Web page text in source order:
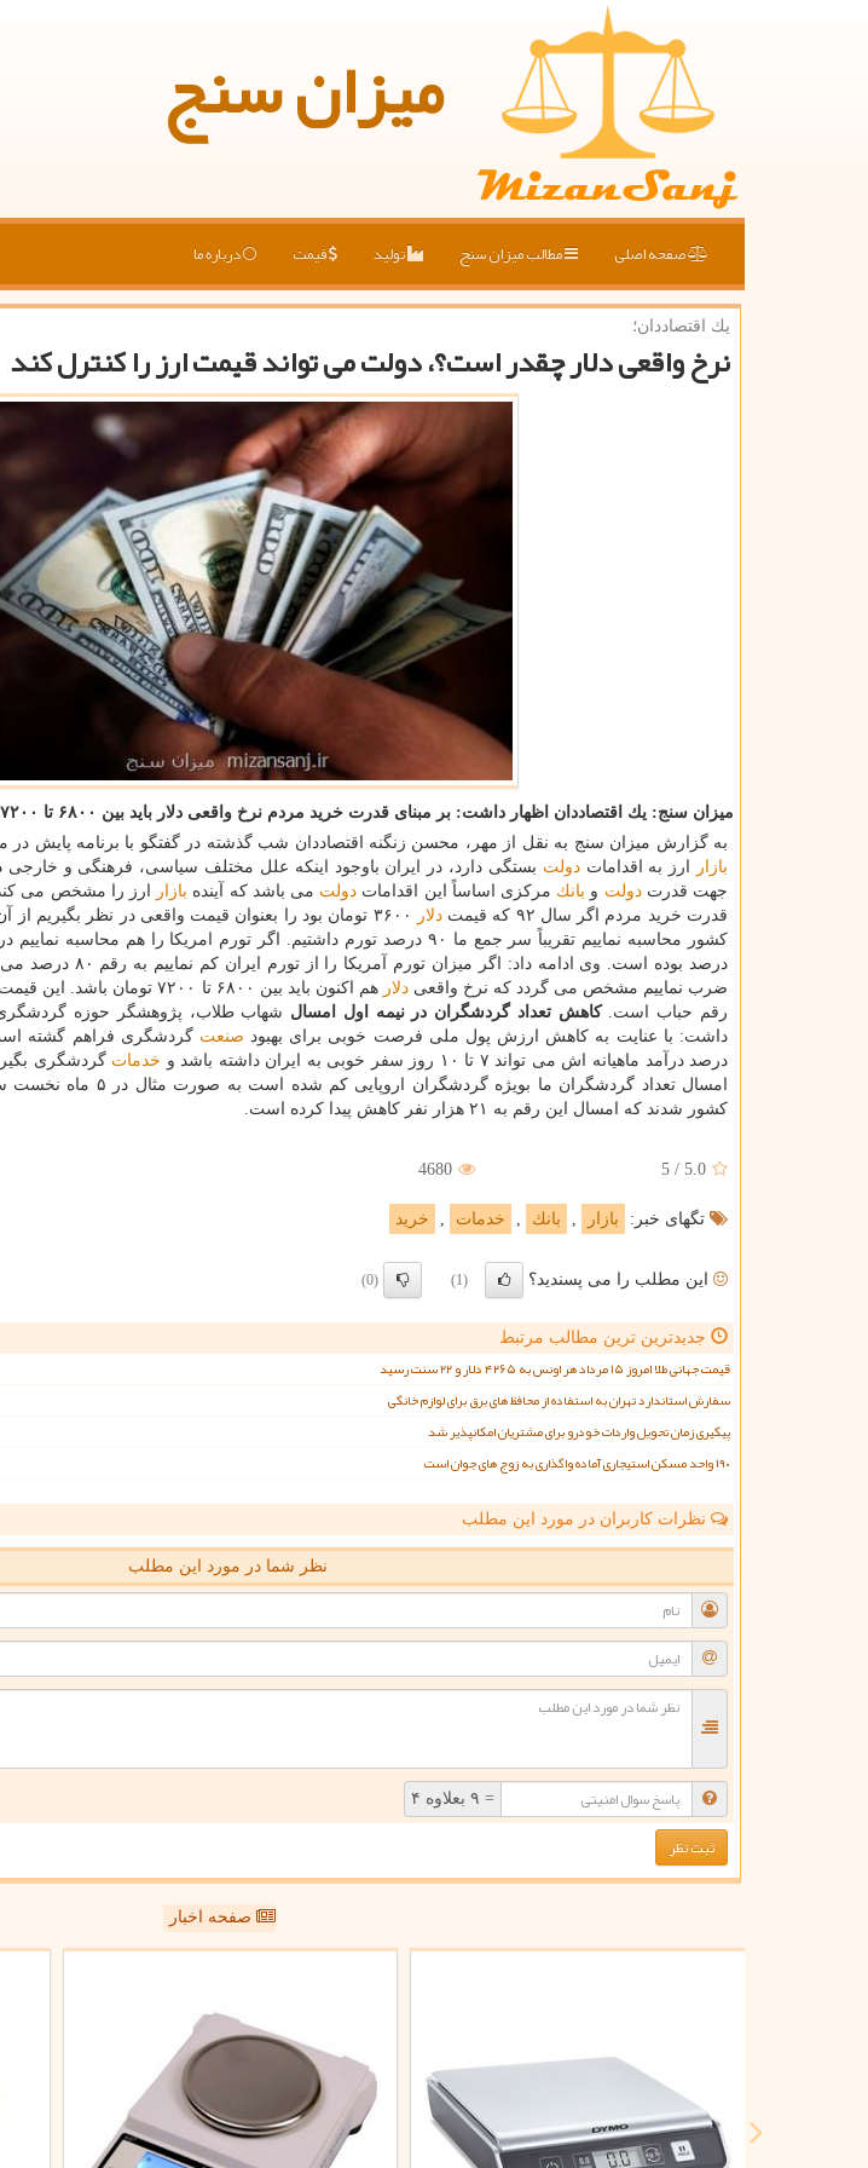
میزان سنج
صفحه اصلی مطالب میزان سنج تولید قیمت درباره ما
یك اقتصاددان؛
نرخ واقعی دلار چقدر است؟، دولت می تواند قیمت ارز را كنترل كند
میزان سنج: یك اقتصاددان اظهار داشت: بر مبنای قدرت خرید مردم نرخ واقعی دلار باید بین ۶۸۰۰ تا ۷۲۰۰ تومان باشد.
به گزارش میزان سنج به نقل از مهر، محسن زنگنه اقتصاددان شب گذشته در گفتگو با برنامه پایش در
بازار
ارز به اقداماتدولت بستگی دارد، در ایران باوجود اینكه علل مختلف سیاسی، فرهنگی و
جهت قدرتدولت و بانك مركزی اساساً این اقدامات دولت می باشد كه آینده بازار
ارز را مشخص می
قدرت خرید مردم اگر سال ۹۲ كه قیمت
دلار
۳۶۰۰ تومان بود را بعنوان قیمت واقعی در نظر بگیریم
ضرب نماییم مشخص می گردد كه نرخ واقعیدلار هم اكنون باید بین ۶۸۰۰ تا ۷۲۰۰ تومان باشد. این قیمت واقعی
رقم حباب است.كاهش تعداد گردشگران در نیمه اول امسال شهاب طلاب، پژوهشگر حوزه
داشت: با عنایت به كاهش ارزش پول ملی فرصت خوبی برای بهبود صنعت
درصد درآمد ماهیانه اش می تواند ۷ تا ۱۰ روز سفر خوبی به ایران داشته باشد و
خدمات
كشور شدند كه امسال این رقم به ۲۱ هزار نفر كاهش پیدا كرده است.
5.0
/
5
4680
تگهای خبر: بازار , بانك , خدمات , خرید
این مطلب را می پسندید؟ (1)
(0)
جدیدترین ترین مطالب مرتبط
قیمت جهانی طلا امروز ۱۵ مرداد هر اونس به ۴۲۶۵ دلار و ۲۲ سنت رسید
سفارش استاندارد تهران به استفاده از محافظ های برق برای لوازم خانگی
پیگیری زمان تحویل واردات خودرو برای مشتریان امکانپذیر شد
۱۹۰ واحد مسکن استیجاری آماده واگذاری به زوج های جوان است
نظرات کاربران در مورد این مطلب
نظر شما در مورد این مطلب
= ۹ بعلاوه ۴
صفحه اخبار